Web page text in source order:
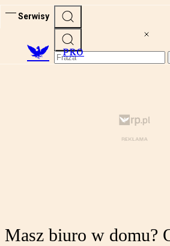
Serwisy
PRO
Masz biuro w domu?